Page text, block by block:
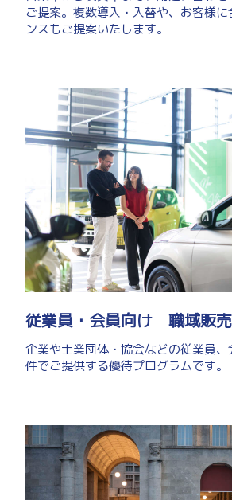
ご提案。複数導入・入替や、お客様
ンスもご提案いたします。
従業員・会員向け 職域販売
企業や士業団体・協会などの従業員
件でご提供する優待プログラムです。